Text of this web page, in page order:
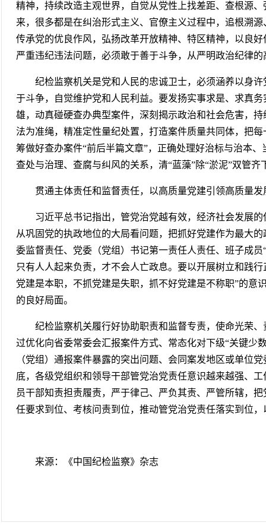
精神，持续改造主观世界，自觉从党性上找差距、查根源
来，很多都是在纠治形式主义、官僚主义过程中，追根溯
传承党的优良作风，弘扬改革开放精神、特区精神，以良
严重违纪违法问题，必须敢于善于斗争，从严明政治纪
纪检监察机关是党和人民的忠诚卫士，必须涵养以身
于斗争，自觉维护党和人民利益。要发扬实事求是、求真
雄，动真碰硬查办典型案件，深刻揭示政治和社会危害，
法为准绳，精准定性量纪处置，打造案件质量共同体，把
筹做好查办案件“前后半篇文章”，正确处理好治标与治本
查处与治理、查腐与纠风的关系，清“蓝藻”除“淤泥”双
贯通主体责任和监督责任，以高质量党建引领高质
习近平总书记指出，管党治党越有效，经济社会发展
从巩固党的执政地位的大局看问题，把抓好党建作为最大
委监督责任、党委（党组）书记第一责任人责任、班子成
只有人人起来负责，才不会人亡政息。要以开展树立和践
党建是本职，不抓党建是失职，抓不好党建是不称职”的
的良好局面。
纪检监察机关履行好协助职责和监督专责，使命光荣
过优化向省委常委会汇报案件方式、常态化对下级“关键少
（党组）通报案件暴露的突出问题、会同案发地区或单位
底，各级党组织和领导干部管党治党责任意识越来越强、
员干部知责担责履责，严于律己、严负其责、严管所辖，
任要求到位、考核问责到位，推动管党治党责任落实到位
来源：《中国纪检监察》杂志